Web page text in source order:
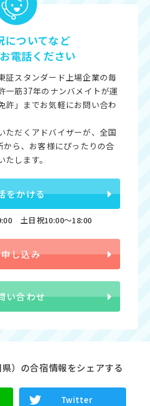
についてなど
電話ください
証スタンダード上場企業の毎
一筋37年のナンバメイトが運
許」までお気軽にお問い合わ
ただくアドバイザーが、全国
ら、お客様にぴったりの合
します。
をかける
土日祝10:00〜18:00
し込み
い合わせ
）の合宿情報をシェアする
Twitter